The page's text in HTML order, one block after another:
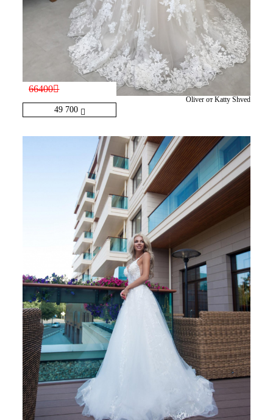
49 700
66400
Oliver от Katty Shved